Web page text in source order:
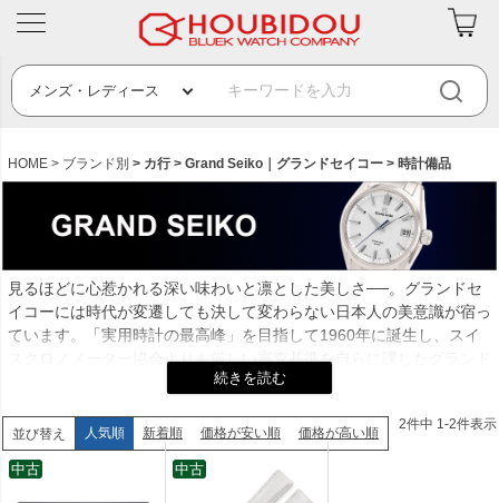
HOME ブランド別 カ行 Grand Seiko｜グランドセイコー 時計備品
見るほどに心惹かれる深い味わいと凛とした美しさ──。グランドセ
イコーには時代が変遷しても決して変わらない日本人の美意識が宿っ
ています。「実用時計の最高峰」を目指して1960年に誕生し、スイ
スクロノメーター協会よりも厳しい審査基準を自らに課したグランド
セイコーは絶対的な信頼感を確立した世界が注目するマニュファクチ
最高峰の精度を誇る3つのムーブメント。1/1000ミリ単位の調整が行
われる機械式時計「9Sメカニカル」、年差わずか±10秒の「9Fクオ
ーツ」、機械式の動力とクオーツの精度を併せ持つ世界唯一のハイブ
リッドムーブメント「9Rスプリングドライブ」。他の追随を許さな
並び替え 人気順 新着順 価格が安い順 価格が高い順
2件中 1-2件表示
中古 中古